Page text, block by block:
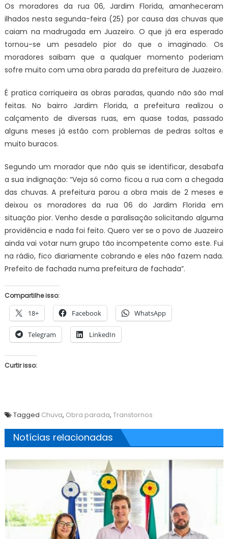
Os moradores da rua 06, Jardim Florida, amanheceram
ilhados nesta segunda-feira (25) por causa das chuvas que
caiam na madrugada em Juazeiro. O que já era esperado
tornou-se um pesadelo pior do que o imaginado. Os
moradores saibam que a qualquer momento poderiam
sofre muito com uma obra parada da prefeitura de Juazeiro.
É pratica corriqueira as obras paradas, quando não são mal
feitas. No bairro Jardim Florida, a prefeitura realizou o
calçamento de diversas ruas, em quase todas, passado
alguns meses já estão com problemas de pedras soltas e
muito buracos.
Segundo um morador que não quis se identificar, desabafa
a sua indignação: “Veja só como ficou a rua com a chegada
das chuvas. A prefeitura parou a obra mais de 2 meses e
deixou os moradores da rua 06 do Jardim Florida em
situação pior. Venho desde a paralisação solicitando alguma
providência e nada foi feito. Quero ver se o povo de Juazeiro
ainda vai votar num grupo tão incompetente como este. Fui
na rádio, fico diariamente cobrando e eles não fazem nada.
Prefeito de fachada numa prefeitura de fachada”.
Compartilhe isso:
18+ Facebook WhatsApp
Telegram LinkedIn
Curtir isso:
Tagged Chuva, Obra parada, Transtornos
Notícias relacionadas